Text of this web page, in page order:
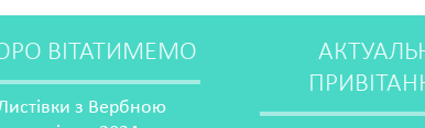
ВІТАТИМЕМО
з Вербною